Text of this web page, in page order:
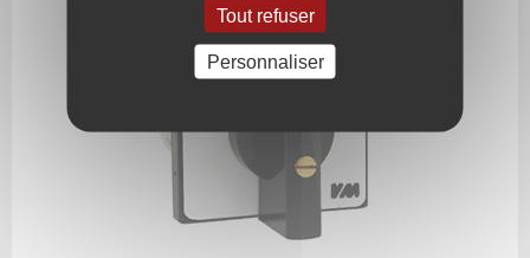
Tout refuser
Personnaliser